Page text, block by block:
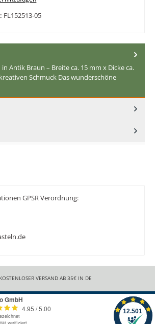
FL152513-05
Antik Braun – Breite ca. 15 mm x Dicke ca.
Schmuck Das wunderschöne
GPSR Verordnung:
KOSTENLOSER VERSAND AB 35€ IN DE